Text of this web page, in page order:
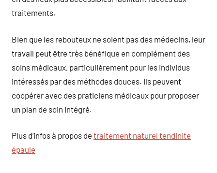
traitements.
Bien que les rebouteux ne soient pas des médecins, leur
travail peut être très bénéfique en complément des
soins médicaux, particulièrement pour les individus
intéressés par des méthodes douces. Ils peuvent
coopérer avec des praticiens médicaux pour proposer
un plan de soin intégré.
Plus d’infos à propos de traitement naturel tendinite
épaule